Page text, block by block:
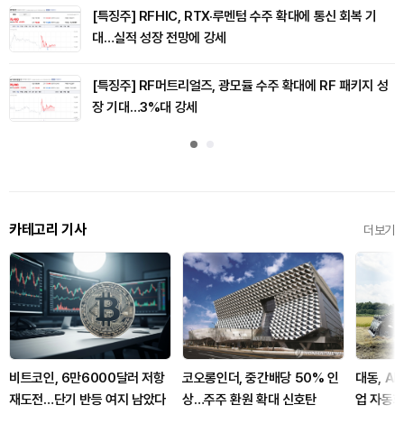
[특징주] RFHIC, RTX·루멘텀 수주 확대에 통신 회복 기
대…실적 성장 전망에 강세
[특징주] RF머트리얼즈, 광모듈 수주 확대에 RF 패키지 성
장 기대…3%대 강세
카테고리 기사 더보기
비트코인, 6만6000달러 저항
재도전…단기 반등 여지 남았다
코오롱인더, 중간배당 50% 인
상…주주 환원 확대 신호탄
대동, AI
업 자동